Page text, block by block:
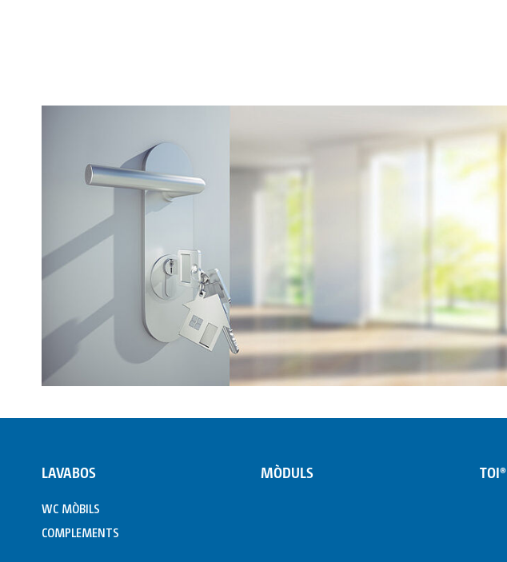
LAVABOS
WC MÒBILS
COMPLEMENTS
MÒDULS